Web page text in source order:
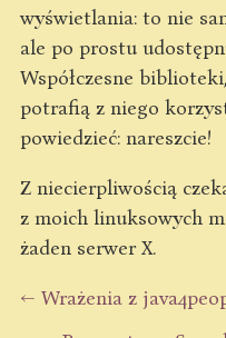
wyświetlania: to nie
ale po prostu
Współczesne
potrafią z niego
powiedzieć: nareszcie!
Z niecierpliwością
z moich linuksowych
żaden serwer X.
← Wrażenia z